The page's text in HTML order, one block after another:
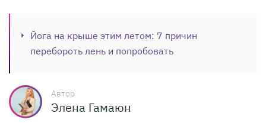
Йога на крыше этим летом: 7 причин
перебороть лень и попробовать
Автор
Элена Гамаюн